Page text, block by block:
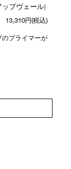
プヴェール)
13,310円(税込)
プライマーが